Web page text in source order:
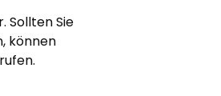
Sollten Sie
können